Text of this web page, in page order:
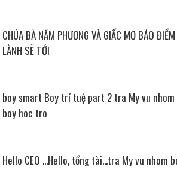
CHÚA BÀ NĂM PHƯƠNG VÀ GIẤC MƠ BÁO ĐIỀM
LÀNH SẼ TỚI
boy smart Boy trí tuệ part 2 tra My vu nhom
boy hoc tro
Hello CEO ...Hello, tổng tài...tra My vu nhom